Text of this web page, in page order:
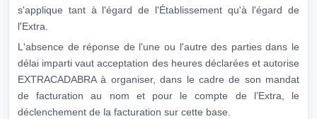
s'applique tant à l'égard de l'Établissement qu'à l'égard de
l'Extra.
L'absence de réponse de l'une ou l'autre des parties dans le
délai imparti vaut acceptation des heures déclarées et autorise
EXTRACADABRA à organiser, dans le cadre de son mandat
de facturation au nom et pour le compte de l’Extra, le
déclenchement de la facturation sur cette base.